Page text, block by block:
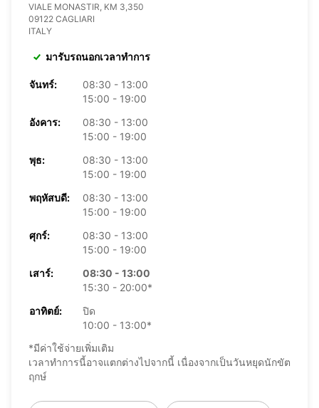
VIALE MONASTIR, KM 3,350
09122 CAGLIARI
ITALY
มารับรถนอกเวลาทำการ
จันทร์:
08:30 - 13:00
15:00 - 19:00
อังคาร:
08:30 - 13:00
15:00 - 19:00
พุธ:
08:30 - 13:00
15:00 - 19:00
พฤหัสบดี:
08:30 - 13:00
15:00 - 19:00
ศุกร์:
08:30 - 13:00
15:00 - 19:00
เสาร์:
08:30 - 13:00
15:30 - 20:00*
อาทิตย์:
ปิด
10:00 - 13:00*
*มีค่าใช้จ่ายเพิ่มเติม
เวลาทำการนี้อาจแตกต่างไปจากนี้ เนื่องจากเป็นวันหยุดนักขัต
ฤกษ์